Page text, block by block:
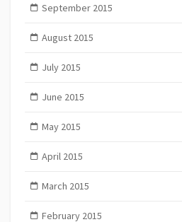
September 2015
August 2015
July 2015
June 2015
May 2015
April 2015
March 2015
February 2015